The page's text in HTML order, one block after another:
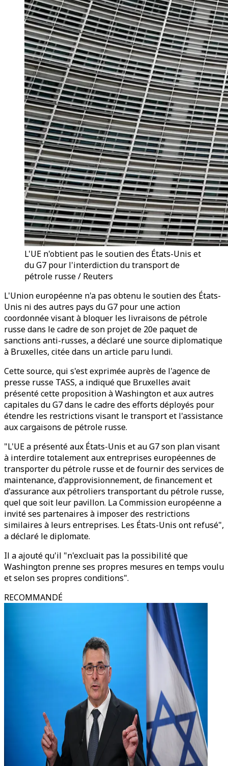
L'UE n'obtient pas le soutien des États-Unis et
du G7 pour l'interdiction du transport de
pétrole russe / Reuters
L'Union européenne n'a pas obtenu le soutien des États-
Unis ni des autres pays du G7 pour une action
coordonnée visant à bloquer les livraisons de pétrole
russe dans le cadre de son projet de 20e paquet de
sanctions anti-russes, a déclaré une source diplomatique
à Bruxelles, citée dans un article paru lundi.
Cette source, qui s'est exprimée auprès de l'agence de
presse russe TASS, a indiqué que Bruxelles avait
présenté cette proposition à Washington et aux autres
capitales du G7 dans le cadre des efforts déployés pour
étendre les restrictions visant le transport et l'assistance
aux cargaisons de pétrole russe.
"L'UE a présenté aux États-Unis et au G7 son plan visant
à interdire totalement aux entreprises européennes de
transporter du pétrole russe et de fournir des services de
maintenance, d'approvisionnement, de financement et
d'assurance aux pétroliers transportant du pétrole russe,
quel que soit leur pavillon. La Commission européenne a
invité ses partenaires à imposer des restrictions
similaires à leurs entreprises. Les États-Unis ont refusé",
a déclaré le diplomate.
Il a ajouté qu'il "n'excluait pas la possibilité que
Washington prenne ses propres mesures en temps voulu
et selon ses propres conditions".
RECOMMANDÉ